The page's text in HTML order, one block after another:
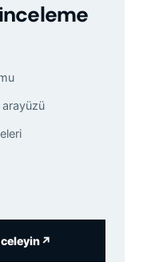
inceleme
↗